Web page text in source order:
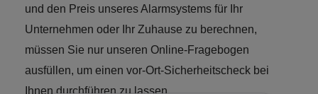
und den Preis unseres Alarmsystems für Ihr
Unternehmen oder Ihr Zuhause zu berechnen,
müssen Sie nur unseren Online-Fragebogen
ausfüllen, um einen vor-Ort-Sicherheitscheck bei
Ihnen durchführen zu lassen.